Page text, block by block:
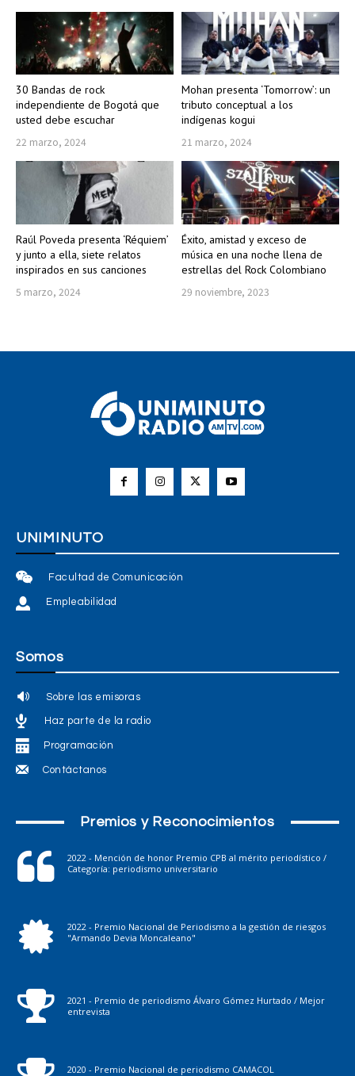
30 Bandas de rock
independiente de Bogotá que
usted debe escuchar
22 marzo, 2024
Mohan presenta ‘Tomorrow’: un
tributo conceptual a los
indígenas kogui
21 marzo, 2024
Raúl Poveda presenta ‘Réquiem’
y junto a ella, siete relatos
inspirados en sus canciones
5 marzo, 2024
Éxito, amistad y exceso de
música en una noche llena de
estrellas del Rock Colombiano
29 noviembre, 2023
UNIMINUTO
Facultad de Comunicación
Empleabilidad
Somos
Sobre las emisoras
Haz parte de la radio
Programación
Contáctanos
Premios y Reconocimientos
2022 - Mención de honor Premio CPB al mérito periodístico /
Categoría: periodismo universitario
2022 - Premio Nacional de Periodismo a la gestión de riesgos
"Armando Devia Moncaleano"
2021 - Premio de periodismo Álvaro Gómez Hurtado / Mejor
entrevista
2020 - Premio Nacional de periodismo CAMACOL